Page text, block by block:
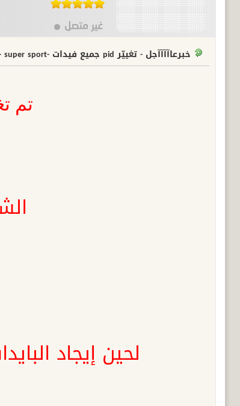
خبرعاآآآآجل - تغييّر pid جميع فيدات -super sport -
تم
لحين إيجاد